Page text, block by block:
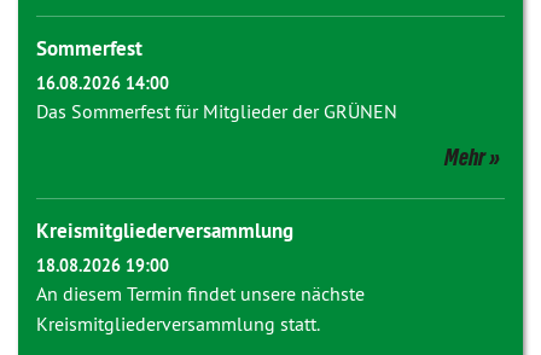
Sommerfest
16.08.2026 14:00
Das Sommerfest für Mitglieder der GRÜNEN
Mehr
Kreismitgliederversammlung
18.08.2026 19:00
An diesem Termin findet unsere nächste
Kreismitgliederversammlung statt.